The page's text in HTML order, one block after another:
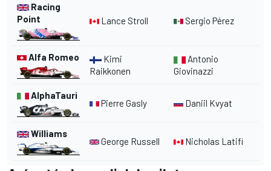
Racing
Point
Lance Stroll Sergio Pérez
Alfa Romeo
Kimi
Raikkonen
Antonio
Giovinazzi
AlphaTauri
Pierre Gasly Daniil Kvyat
Williams
George Russell Nicholas Latifi